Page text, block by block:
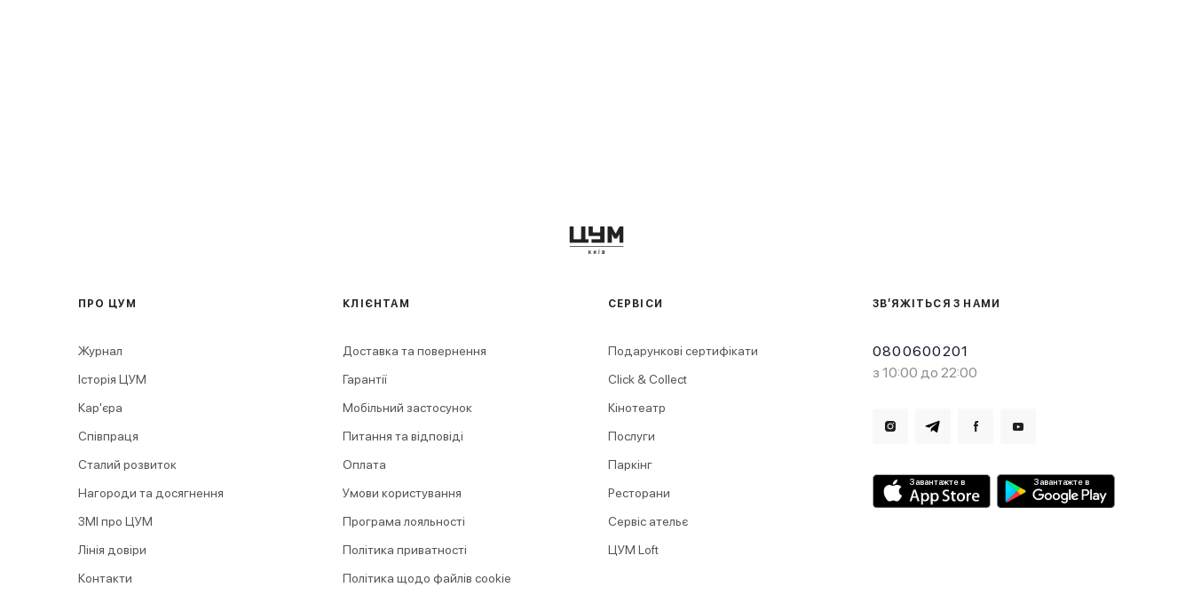
ЗВ’ЯЖІТЬСЯ З НАМИ
0800600201
з 10:00 до 22:00
Завантажте в Завантажте в
ПРО ЦУМ
Журнал
Історія ЦУМ
Кар'єра
Співпраця
Сталий розвиток
Нагороди та досягнення
ЗМІ про ЦУМ
Лінія довіри
Контакти
КЛІЄНТАМ
Доставка та повернення
Гарантії
Мобільний застосунок
Питання та відповіді
Оплата
Умови користування
Програма лояльності
Політика приватності
Політика щодо файлів cookie
СЕРВІСИ
Подарункові сертифікати
Click & Collect
Кінотеатр
Послуги
Паркінг
Ресторани
Сервіс ательє
ЦУМ Loft